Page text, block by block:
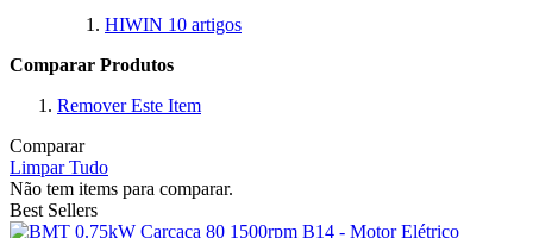
HIWIN 10 artigos
Comparar Produtos
Remover Este Item
Comparar
Limpar Tudo
Não tem items para comparar.
Best Sellers